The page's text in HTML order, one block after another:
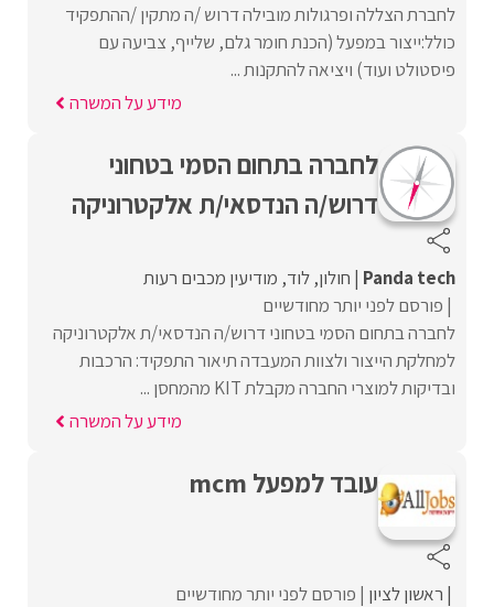
לחברת הצללה ופרגולות מובילה דרוש /ה מתקין /ההתפקיד
כולל:ייצור במפעל (הכנת חומר גלם, שלייף, צביעה עם
פיסטולט ועוד) ויציאה להתקנות ...
מידע על המשרה
לחברה בתחום הסמי בטחוני
דרוש/ה הנדסאי/ת אלקטרוניקה
Panda tech חולון לוד מודיעין מכבים רעות
פורסם לפני יותר מחודשיים
לחברה בתחום הסמי בטחוני דרוש/ה הנדסאי/ת אלקטרוניקה
למחלקת הייצור ולצוות המעבדה תיאור התפקיד: הרכבות
ובדיקות למוצרי החברה מקבלת KIT מהמחסן ...
מידע על המשרה
עובד למפעל mcm
ראשון לציון פורסם לפני יותר מחודשיים